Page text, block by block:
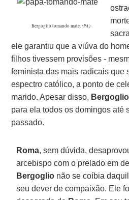
Bergoglio tomando mate.(PA)
ele garantiu que a viúva do
filhos tivessem provisões -
feminista das mais radicais que
espectro católico, a ponto de
marido. Apesar disso, Bergoglio
para ela todos os domingos até
passado.
Roma, sem dúvida,
arcebispo com o prelado em
Bergoglio não se coíbia
seu dever de compaixão. Ele